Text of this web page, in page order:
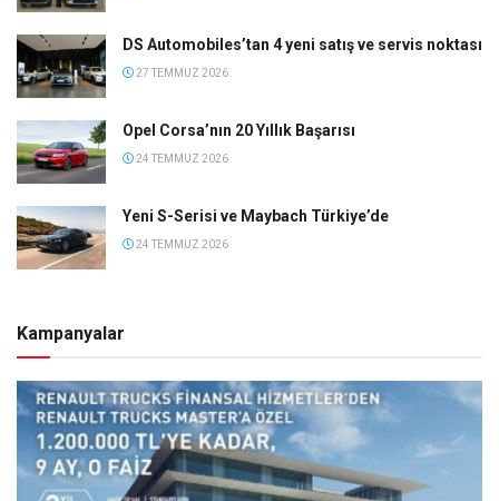
DS Automobiles’tan 4 yeni satış ve servis noktası
27 TEMMUZ 2026
Opel Corsa’nın 20 Yıllık Başarısı
24 TEMMUZ 2026
Yeni S-Serisi ve Maybach Türkiye’de
24 TEMMUZ 2026
Kampanyalar